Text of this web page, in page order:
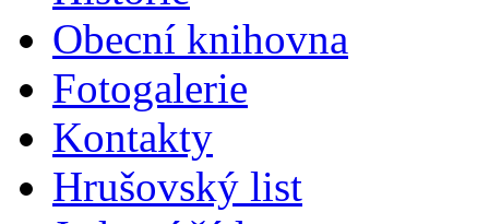
Obecní knihovna
Fotogalerie
Kontakty
Hrušovský list